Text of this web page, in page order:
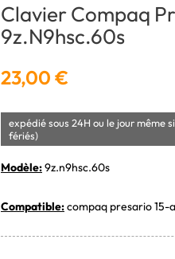
Clavier Compaq
9z.n9hsc.60s
23,00 €
expédié sous 24H ou le jour même
fériés)
Modèle:9z.n9hsc.60s
Compatible:compaq presario 15-